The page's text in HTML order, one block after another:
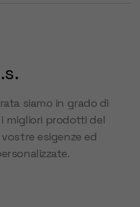
siamo in grado di
migliori prodotti del
esigenze ed